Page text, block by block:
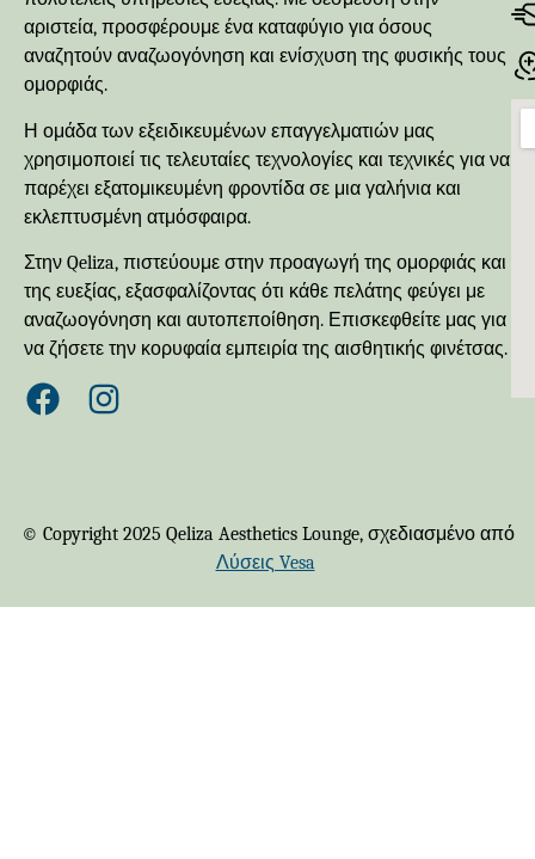
αριστεία, προσφέρουμε ένα καταφύγιο για όσους
αναζητούν αναζωογόνηση και ενίσχυση της φυσικής τους
ομορφιάς.
Η ομάδα των εξειδικευμένων επαγγελματιών μας
χρησιμοποιεί τις τελευταίες τεχνολογίες και τεχνικές για να
παρέχει εξατομικευμένη φροντίδα σε μια γαλήνια και
εκλεπτυσμένη ατμόσφαιρα.
Στην Qeliza, πιστεύουμε στην προαγωγή της ομορφιάς και
της ευεξίας, εξασφαλίζοντας ότι κάθε πελάτης φεύγει με
αναζωογόνηση και αυτοπεποίθηση. Επισκεφθείτε μας για
να ζήσετε την κορυφαία εμπειρία της αισθητικής φινέτσας.
© Copyright 2025 Qeliza Aesthetics Lounge, σχεδιασμένο από
Λύσεις Vesa